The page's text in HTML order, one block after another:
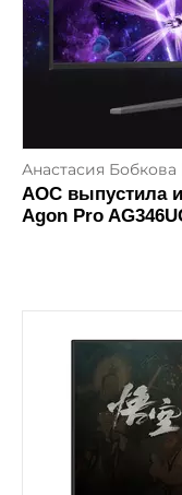
Анастасия Бобкова
AOC выпустила
Agon Pro